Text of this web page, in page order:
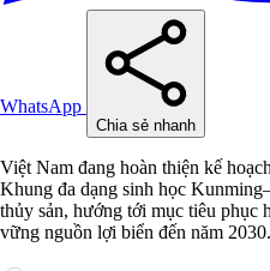
WhatsApp
Chia sẻ nhanh
Việt Nam đang hoàn thiện kế
Khung đa dạng sinh học
thủy sản, hướng tới mục tiêu phục
vững nguồn lợi biển đến năm 2030.